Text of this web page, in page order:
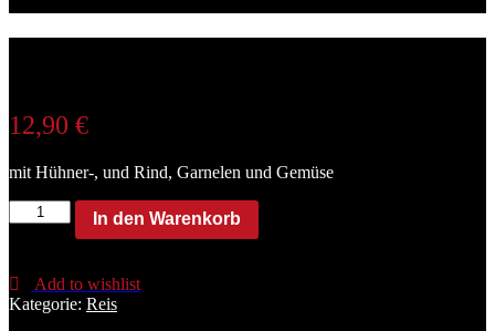
12,90 €
mit Hühner-, und Rind, Garnelen und Gemüse
Nasi
A,B,D,I,K,O,P,V,Z
Menge
In den Warenkorb
Add to wishlist
Kategorie: Reis